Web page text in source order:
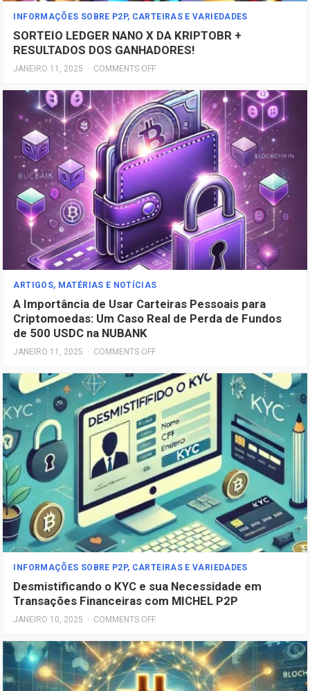
INFORMAÇÕES SOBRE P2P, CARTEIRAS E VARIEDADES
SORTEIO LEDGER NANO X DA KRIPTOBR +
RESULTADOS DOS GANHADORES!
JANEIRO 11, 2025 · COMMENTS OFF
ARTIGOS, MATÉRIAS E NOTÍCIAS
A Importância de Usar Carteiras Pessoais para
Criptomoedas: Um Caso Real de Perda de Fundos
de 500 USDC na NUBANK
JANEIRO 11, 2025 · COMMENTS OFF
INFORMAÇÕES SOBRE P2P, CARTEIRAS E VARIEDADES
Desmistificando o KYC e sua Necessidade em
Transações Financeiras com MICHEL P2P
JANEIRO 10, 2025 · COMMENTS OFF